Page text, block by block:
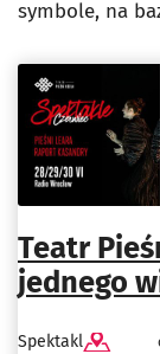
symbole, na
Teatr
jednego
Spektakl